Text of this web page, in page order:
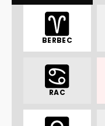
BERBEC
RAC